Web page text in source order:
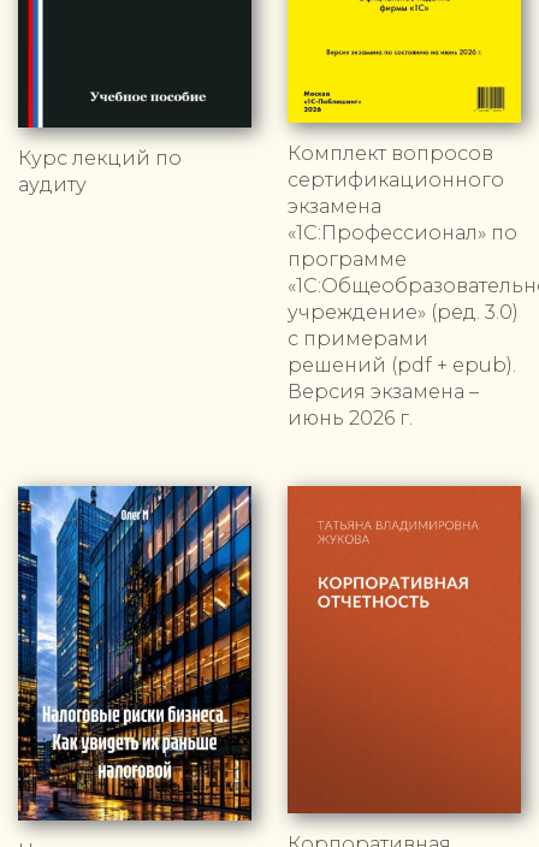
Курс лекций по
аудиту
Комплект вопросов
сертификационного
экзамена
«1С:Профессионал» по
программе
учреждение» (ред. 3.0)
с примерами
решений (pdf + epub).
Версия экзамена –
июнь 2026 г.